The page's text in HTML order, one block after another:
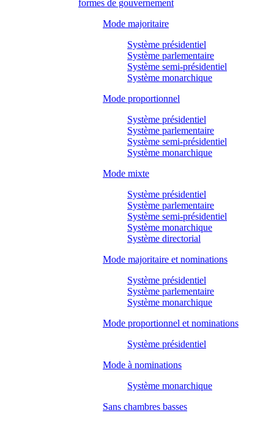
formes de gouvernement
Mode majoritaire
Système présidentiel
Système parlementaire
Système semi-présidentiel
Système monarchique
Mode proportionnel
Système présidentiel
Système parlementaire
Système semi-présidentiel
Système monarchique
Mode mixte
Système présidentiel
Système parlementaire
Système semi-présidentiel
Système monarchique
Système directorial
Mode majoritaire et nominations
Système présidentiel
Système parlementaire
Système monarchique
Mode proportionnel et nominations
Système présidentiel
Mode à nominations
Système monarchique
Sans chambres basses